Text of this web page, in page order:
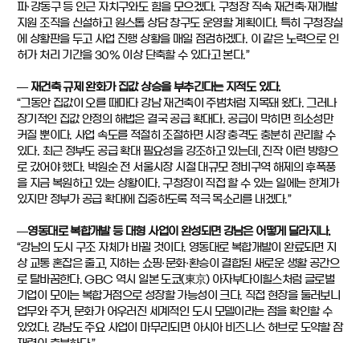
파·강동구 등 인근 자치구와도 힘을 모으겠다. 구청장 직속 재건축·재개발
지원 조직을 신설하고 원스톱 상담 창구도 운영할 계획이다. 특히 구청장실
에 상황판을 두고 사업 진행 상황을 매일 점검하겠다. 이 같은 노력으로 인
허가 처리 기간을 30% 이상 단축할 수 있다고 본다.”
― 재건축 규제 완화가 집값 상승을 부추긴다는 지적도 있다.
“그동안 집값이 오를 때마다 강남 재건축이 주범처럼 지목돼 왔다. 그러나
장기적인 집값 안정의 해법은 결국 공급 확대다. 공급이 막히면 희소성만
커질 뿐이다. 사업 속도를 적절히 조절하면 시장 충격도 충분히 관리할 수
있다. 최근 정부도 공급 확대 필요성을 강조하고 있는데, 진작 이런 방향으
로 갔어야 했다. 박원순 전 서울시장 시절 대규모 정비구역 해제의 후폭풍
을 지금 복원하고 있는 상황이다. 구청장이 직접 할 수 있는 일에는 한계가
있지만 정부가 공급 확대에 집중하도록 적극 목소리를 내겠다.”
―영동대로 복합개발 등 대형 사업이 완성되면 강남은 어떻게 달라지나.
“강남의 도시 구조 자체가 바뀔 것이다. 영동대로 복합개발이 완료되면 지
상 교통 혼잡은 줄고, 지하는 쇼핑·문화·환승이 결합된 새로운 생활 공간으
로 탈바꿈한다. GBC 역시 일본 도쿄(東京) 아자부다이힐스처럼 글로벌
기업이 모이는 복합거점으로 성장할 가능성이 크다. 직접 현장을 둘러보니
업무와 주거, 문화가 어우러진 세계적인 도시 모델이라는 점을 확인할 수
있었다. 강남도 주요 사업이 마무리되면 아시아 비즈니스 허브로 도약할 잠